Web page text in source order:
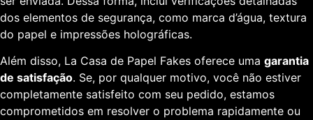
dos elementos de segurança, como marca d’água, textura
do papel e impressões holográficas.
Além disso, La Casa de Papel Fakes oferece uma garantia
de satisfação. Se, por qualquer motivo, você não estiver
completamente satisfeito com seu pedido, estamos
comprometidos em resolver o problema rapidamente ou